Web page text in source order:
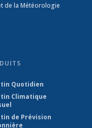
de la Météorologie
Quotidien
Climatique
de Prévision